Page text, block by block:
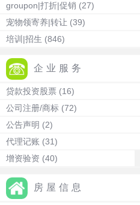
groupon|打折|促销 (27)
宠物领寄养|转让 (39)
培训|招生 (846)
企业服务
贷款投资股票 (16)
公司注册/商标 (72)
公告声明 (2)
代理记账 (31)
增资验资 (40)
房屋信息